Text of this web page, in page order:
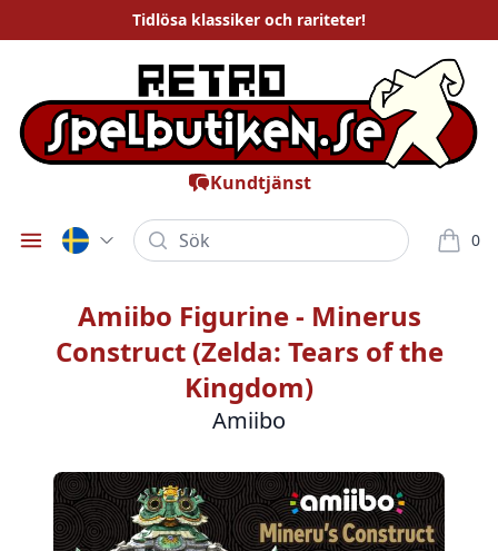
Tidlösa klassiker och rariteter!
Kundtjänst
Öppna meny
Sök 0
varor i
Amiibo Figurine - Minerus
Construct (Zelda: Tears of the
Kingdom)
Amiibo
Bilder